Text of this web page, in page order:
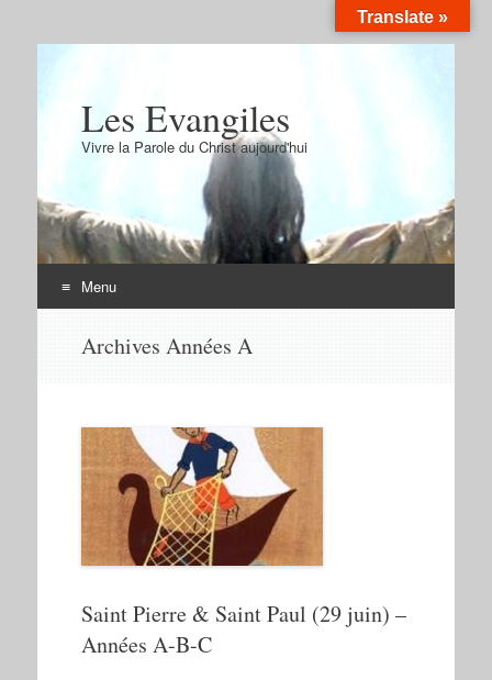
Les Evangiles
Vivre la Parole du Christ aujourd'hui
Menu
Archives Années A
Saint Pierre & Saint Paul (29 juin) –
Années A-B-C
Translate »